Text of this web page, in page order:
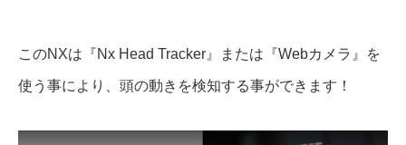
このNXは『Nx Head Tracker』または『Webカメラ』を
使う事により、頭の動きを検知する事ができます！